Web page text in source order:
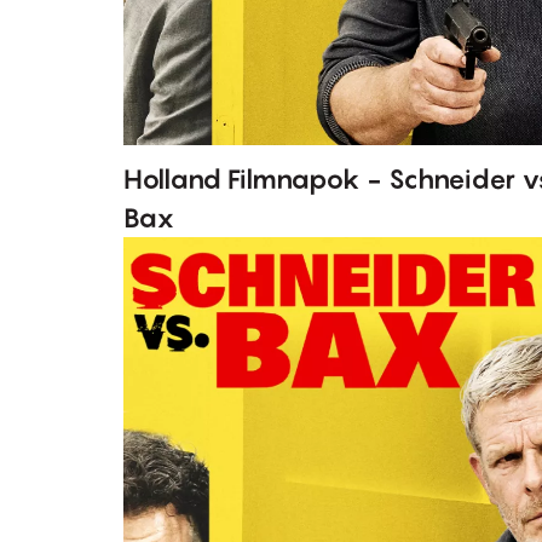
Holland Filmnapok - Schneider
Bax